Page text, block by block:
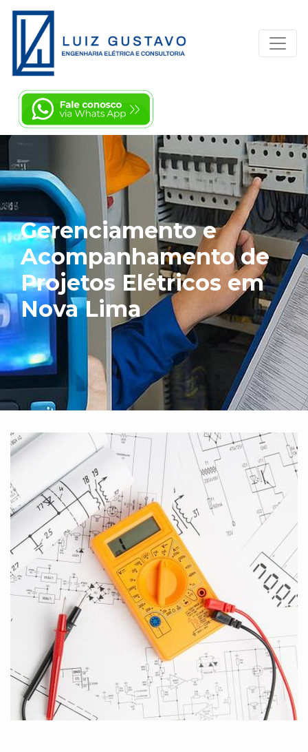
Gerenciamento e
Acompanhamento de
Projetos Elétricos em
Nova Lima